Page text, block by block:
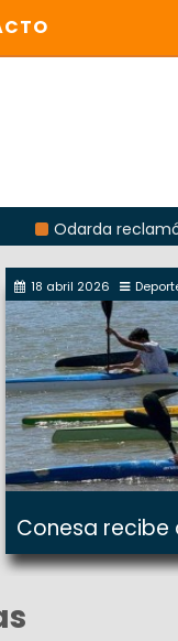
reclamó la
18 abril 2026
Conesa